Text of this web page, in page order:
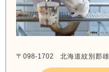
〒098-1702 北海道紋別郡